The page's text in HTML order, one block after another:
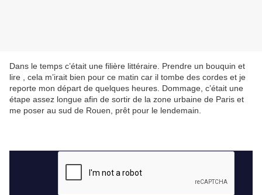
Dans le temps c’était une filière littéraire. Prendre un bouquin et
lire , cela m’irait bien pour ce matin car il tombe des cordes et je
reporte mon départ de quelques heures. Dommage, c’était une
étape assez longue afin de sortir de la zone urbaine de Paris et
me poser au sud de Rouen, prêt pour le lendemain.